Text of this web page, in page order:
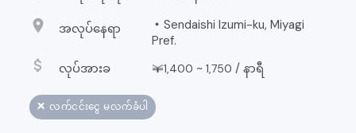
location_on အလုပ်နေရာ
・Sendaishi Izumi-ku, Miyagi
Pref.
attach_money လုပ်အားခ ￥1,400 ~ 1,750 / နာရီ
❌ လက်ငင်းငွေ မလက်ခံပါ